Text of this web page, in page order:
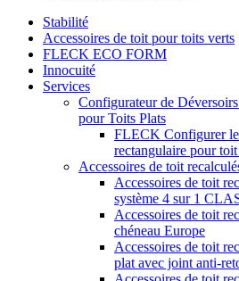
Stabilité
Accessoires de toit pour toits verts
FLECK ECO FORM
Innocuité
Services
Configurateur de
pour Toits Plats
FLECK Configurer
rectangulaire pour
Accessoires de toit
Accessoires de toit
système 4 sur 1
Accessoires de toit
chéneau Europe
Accessoires de toit
plat avec joint anti-